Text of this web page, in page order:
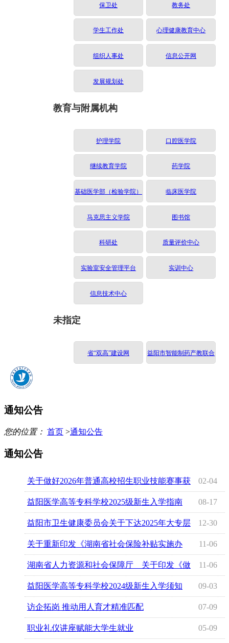
保卫处 教务处
学生工作处 心理健康教育中心
组织人事处 信息公开网
发展规划处
教育与附属机构
护理学院 口腔医学院
继续教育学院 药学院
基础医学部（检验学院） 临床医学院
马克思主义学院 图书馆
科研处 质量评价中心
实验室安全管理平台 实训中心
信息技术中心
未指定
省“双高”建设网 益阳市智能制药产教联合
通知公告
您的位置： 首页 >通知公告
通知公告
02-04
关于做好2026年普通高校招生职业技能赛事获
奖学生推荐免试工作的通知 08-17
益阳医学高等专科学校2025级新生入学指南
12-30
益阳市卫生健康委员会关于下达2025年大专层
次乡村医生本土化定向培养名额的通知 11-06
关于重新印发《湖南省社会保险补贴实施办
法》的通知 11-06
湖南省人力资源和社会保障厅 关于印发《做
好事业单位公开招聘高校毕业生 工作的若干措施》
的通知
09-03
益阳医学高等专科学校2024级新生入学须知
07-09
访企拓岗 推动用人育才精准匹配
05-09
职业礼仪讲座赋能大学生就业